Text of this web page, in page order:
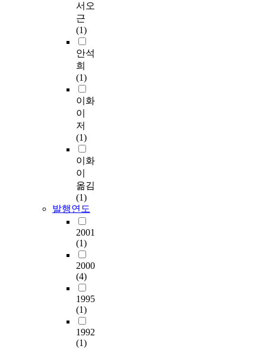
서오
근
(1)
안석
희
(1)
이화
이
저
(1)
이화
이
옮김
(1)
발행연도
2001
(1)
2000
(4)
1995
(1)
1992
(1)